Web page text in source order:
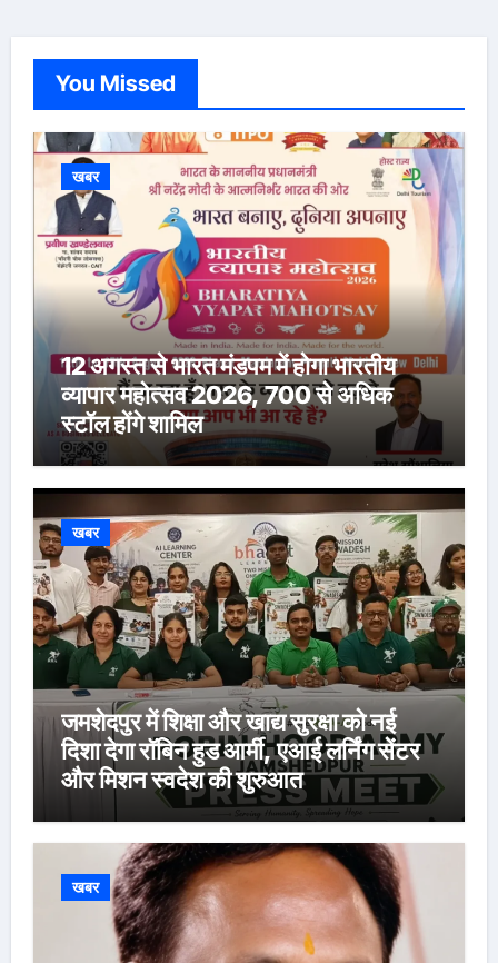
You Missed
खबर
12 अगस्त से भारत मंडपम में होगा भारतीय
व्यापार महोत्सव 2026, 700 से अधिक
स्टॉल होंगे शामिल
खबर
जमशेदपुर में शिक्षा और खाद्य सुरक्षा को नई
दिशा देगा रॉबिन हुड आर्मी, एआई लर्निंग सेंटर
और मिशन स्वदेश की शुरुआत
खबर